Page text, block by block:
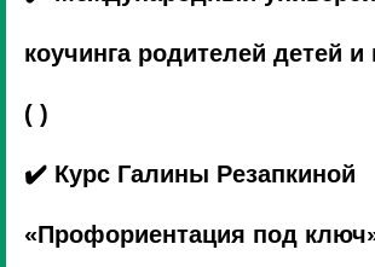
коучинга родителей детей и
( )
✔️ Курс Галины Резапкиной
«Профориентация под